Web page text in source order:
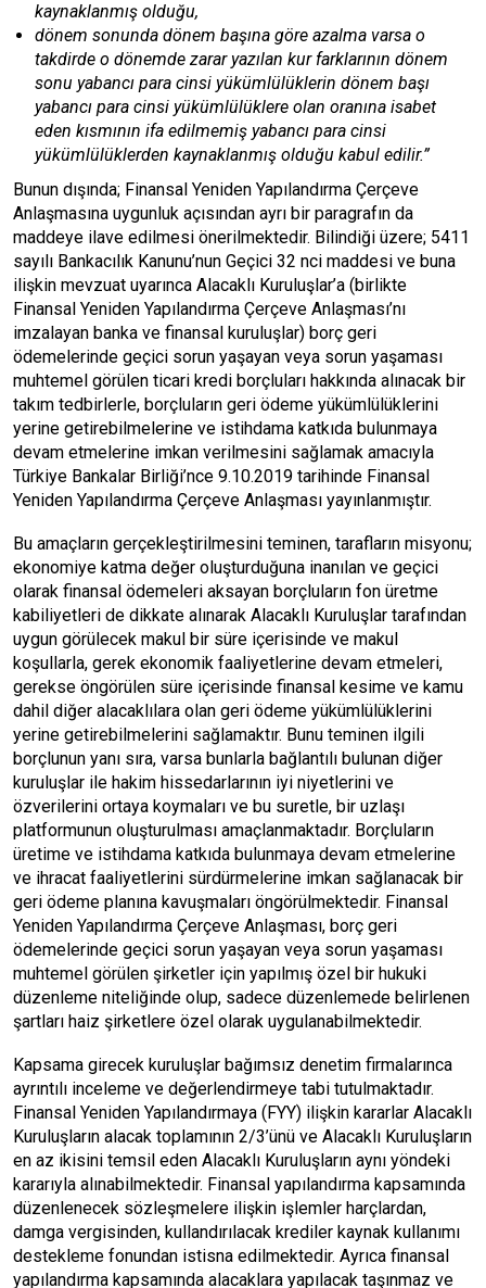
kaynaklanmış olduğu,
dönem sonunda dönem başına göre azalma varsa o
takdirde o dönemde zarar yazılan kur farklarının dönem
sonu yabancı para cinsi yükümlülüklerin dönem başı
yabancı para cinsi yükümlülüklere olan oranına isabet
eden kısmının ifa edilmemiş yabancı para cinsi
yükümlülüklerden kaynaklanmış olduğu kabul edilir.”
Bunun dışında; Finansal Yeniden Yapılandırma Çerçeve
Anlaşmasına uygunluk açısından ayrı bir paragrafın da
maddeye ilave edilmesi önerilmektedir. Bilindiği üzere; 5411
sayılı Bankacılık Kanunu’nun Geçici 32 nci maddesi ve buna
ilişkin mevzuat uyarınca Alacaklı Kuruluşlar’a (birlikte
Finansal Yeniden Yapılandırma Çerçeve Anlaşması’nı
imzalayan banka ve finansal kuruluşlar) borç geri
ödemelerinde geçici sorun yaşayan veya sorun yaşaması
muhtemel görülen ticari kredi borçluları hakkında alınacak bir
takım tedbirlerle, borçluların geri ödeme yükümlülüklerini
yerine getirebilmelerine ve istihdama katkıda bulunmaya
devam etmelerine imkan verilmesini sağlamak amacıyla
Türkiye Bankalar Birliği’nce 9.10.2019 tarihinde Finansal
Yeniden Yapılandırma Çerçeve Anlaşması yayınlanmıştır.
Bu amaçların gerçekleştirilmesini teminen, tarafların misyonu;
ekonomiye katma değer oluşturduğuna inanılan ve geçici
olarak finansal ödemeleri aksayan borçluların fon üretme
kabiliyetleri de dikkate alınarak Alacaklı Kuruluşlar tarafından
uygun görülecek makul bir süre içerisinde ve makul
koşullarla, gerek ekonomik faaliyetlerine devam etmeleri,
gerekse öngörülen süre içerisinde finansal kesime ve kamu
dahil diğer alacaklılara olan geri ödeme yükümlülüklerini
yerine getirebilmelerini sağlamaktır. Bunu teminen ilgili
borçlunun yanı sıra, varsa bunlarla bağlantılı bulunan diğer
kuruluşlar ile hakim hissedarlarının iyi niyetlerini ve
özverilerini ortaya koymaları ve bu suretle, bir uzlaşı
platformunun oluşturulması amaçlanmaktadır. Borçluların
üretime ve istihdama katkıda bulunmaya devam etmelerine
ve ihracat faaliyetlerini sürdürmelerine imkan sağlanacak bir
geri ödeme planına kavuşmaları öngörülmektedir. Finansal
Yeniden Yapılandırma Çerçeve Anlaşması, borç geri
ödemelerinde geçici sorun yaşayan veya sorun yaşaması
muhtemel görülen şirketler için yapılmış özel bir hukuki
düzenleme niteliğinde olup, sadece düzenlemede belirlenen
şartları haiz şirketlere özel olarak uygulanabilmektedir.
Kapsama girecek kuruluşlar bağımsız denetim firmalarınca
ayrıntılı inceleme ve değerlendirmeye tabi tutulmaktadır.
Finansal Yeniden Yapılandırmaya (FYY) ilişkin kararlar Alacaklı
Kuruluşların alacak toplamının 2/3’ünü ve Alacaklı Kuruluşların
en az ikisini temsil eden Alacaklı Kuruluşların aynı yöndeki
kararıyla alınabilmektedir. Finansal yapılandırma kapsamında
düzenlenecek sözleşmelere ilişkin işlemler harçlardan,
damga vergisinden, kullandırılacak krediler kaynak kullanımı
destekleme fonundan istisna edilmektedir. Ayrıca finansal
yapılandırma kapsamında alacaklara yapılacak taşınmaz ve